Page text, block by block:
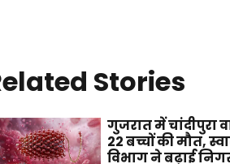
Stories
गुजरात में चांदीपुरा
22 बच्चों की मौत,
विभाग ने बढ़ाई